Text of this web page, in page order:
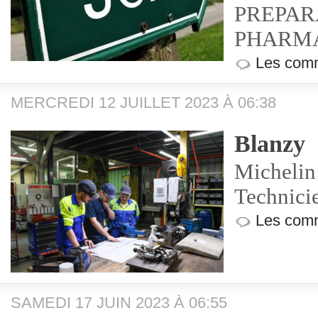
Les
MERCREDI 12 JUILLET 2023 À 06:38
Blanzy
Michelin
Les
SAMEDI 17 JUIN 2023 À 06:55